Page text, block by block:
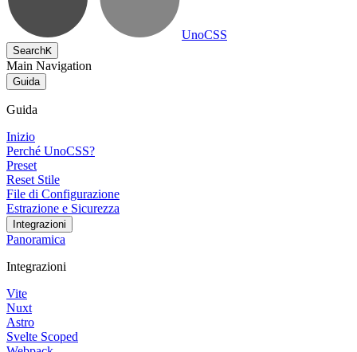
UnoCSS
SearchK
Main Navigation
Guida
Guida
Inizio
Perché UnoCSS?
Preset
Reset Stile
File di Configurazione
Estrazione e Sicurezza
Integrazioni
Panoramica
Integrazioni
Vite
Nuxt
Astro
Svelte Scoped